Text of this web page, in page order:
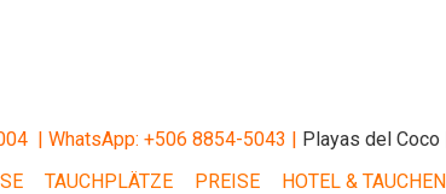
| WhatsApp: +506 8854-5043 | Playas del
TAUCHPLÄTZE PREISE HOTEL & TAUCHEN